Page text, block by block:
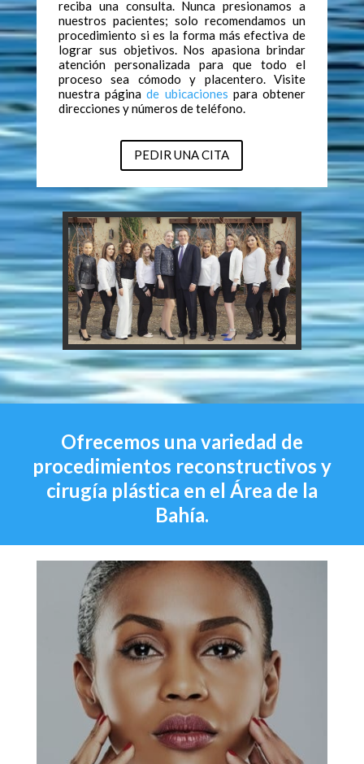
reciba una consulta. Nunca presionamos a
nuestros pacientes; solo recomendamos un
procedimiento si es la forma más efectiva de
lograr sus objetivos. Nos apasiona brindar
atención personalizada para que todo el
proceso sea cómodo y placentero. Visite
nuestra páginade ubicaciones para obtener
direcciones y números de teléfono.
PEDIR UNA CITA
Ofrecemos una variedad de
procedimientos reconstructivos y
cirugía plástica en el Área de la
Bahía.